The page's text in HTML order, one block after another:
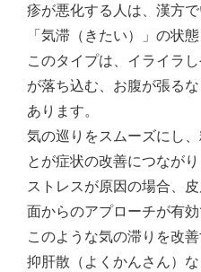
疹が悪化する人は、漢方
「気滞（きたい）」の状
このタイプは、イライラ
が落ち込む、お腹が張る
あります。
気の巡りをスムーズにし
とが症状の改善につながり
ストレスが原因の場合、
面からのアプローチが有効
このような気の滞りを改
抑肝散（よくかんさん）